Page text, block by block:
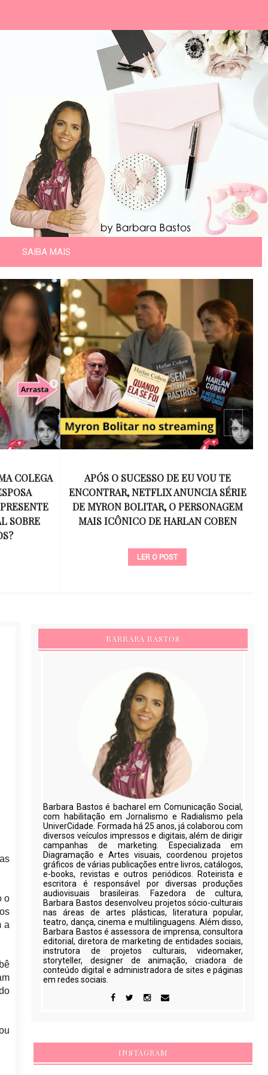
SAIBA MAIS
VOU TE
SÉRIE
COBEN
15 ANOS SEM AMY WINEHOUSE: A VOZ
INESQUECÍVEL QUE REVOLUCIONOU A
MÚSICA E SE TORNOU UM SÍMBOLO
DE UMA GERAÇÃO
LER O POST
o
a
BARBARA BASTOS
Barbara Bastos é bacharel em Comunicação Social,
com habilitação em Jornalismo e Radialismo pela
UniverCidade. Formada há 25 anos, já colaborou com
diversos veículos impressos e digitais, além de dirigir
campanhas de marketing. Especializada em
Diagramação e Artes visuais, coordenou projetos
gráficos de várias publicações entre livros, catálogos,
e-books, revistas e outros periódicos. Roteirista e
escritora é responsável por diversas produções
audiovisuais brasileiras. Fazedora de cultura,
Barbara Bastos desenvolveu projetos sócio-culturais
nas áreas de artes plásticas, literatura popular,
teatro, dança, cinema e multilinguagens. Além disso,
Barbara Bastos é assessora de imprensa, consultora
editorial, diretora de marketing de entidades sociais,
instrutora de projetos culturais, videomaker,
storyteller, designer de animação, criadora de
conteúdo digital e administradora de sites e páginas
em redes sociais.
INSTAGRAM